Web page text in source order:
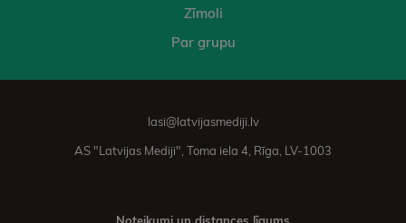
Zīmoli
Par grupu
lasi@latvijasmediji.lv
AS "Latvijas Mediji", Toma iela 4, Rīga, LV-1003